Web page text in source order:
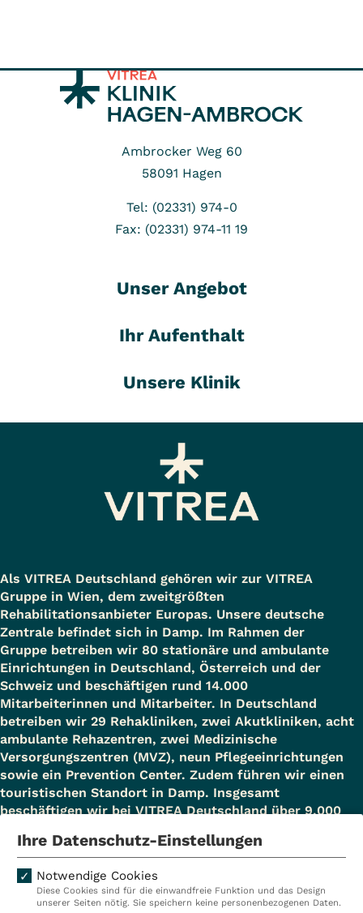
Ambrocker Weg 60
58091 Hagen
Tel: (02331) 974-0
Fax: (02331) 974-11 19
Unser Angebot
Ihr Aufenthalt
Unsere Klinik
Als VITREA Deutschland gehören wir zur VITREA
Gruppe in Wien, dem zweitgrößten
Rehabilitationsanbieter Europas. Unsere deutsche
Zentrale befindet sich in Damp. Im Rahmen der
Gruppe betreiben wir 80 stationäre und ambulante
Einrichtungen in Deutschland, Österreich und der
Schweiz und beschäftigen rund 14.000
Mitarbeiterinnen und Mitarbeiter. In Deutschland
betreiben wir 29 Rehakliniken, zwei Akutkliniken, acht
ambulante Rehazentren, zwei Medizinische
Versorgungszentren (MVZ), neun Pflegeeinrichtungen
sowie ein Prevention Center. Zudem führen wir einen
touristischen Standort in Damp. Insgesamt
beschäftigen wir bei VITREA Deutschland über 9.000
Kliniken Ambulant
Ihre Datenschutz-Einstellungen
Notwendige Cookies
Diese Cookies sind für die einwandfreie Funktion und das Design
unserer Seiten nötig. Sie speichern keine personenbezogenen Daten.